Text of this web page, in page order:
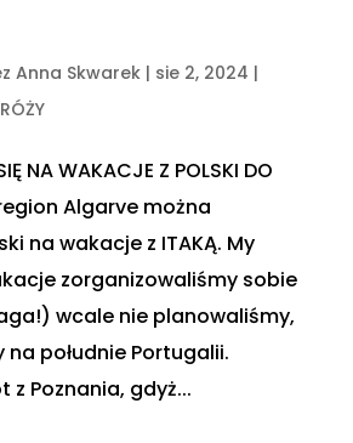
Anna Skwarek| sie 2, 2024 |
NA WAKACJE Z POLSKI DO
Algarve można
na wakacje z ITAKĄ. My
zorganizowaliśmy sobie
wcale nie planowaliśmy,
południe Portugalii.
z Poznania, gdyż...